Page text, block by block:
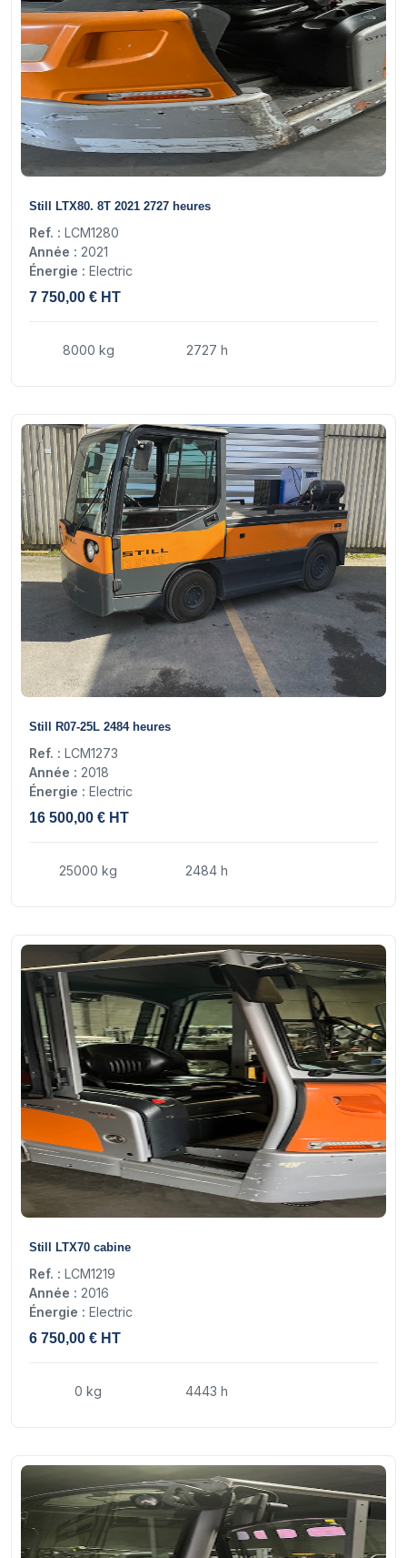
Still LTX80. 8T 2021 2727 heures
Ref. : LCM1280
Année : 2021
Énergie : Electric
7 750,00 € HT
8000 kg 2727 h
Still R07-25L 2484 heures
Ref. : LCM1273
Année : 2018
Énergie : Electric
16 500,00 € HT
25000 kg 2484 h
Still LTX70 cabine
Ref. : LCM1219
Année : 2016
Énergie : Electric
6 750,00 € HT
0 kg 4443 h